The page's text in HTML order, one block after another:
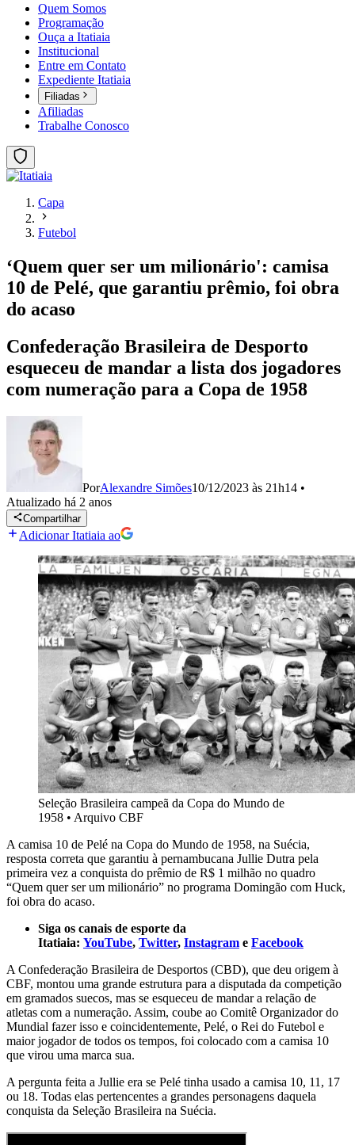
Quem Somos
Programação
Ouça a Itatiaia
Institucional
Entre em Contato
Expediente Itatiaia
Filiadas
Afiliadas
Trabalhe Conosco
Capa
Futebol
‘Quem quer ser um milionário': camisa
10 de Pelé, que garantiu prêmio, foi obra
do acaso
Confederação Brasileira de Desporto
esqueceu de mandar a lista dos jogadores
com numeração para a Copa de 1958
PorAlexandre Simões10/12/2023 às 21h14 •
Atualizado há 2 anos
Compartilhar
Adicionar Itatiaia ao
Seleção Brasileira campeã da Copa do Mundo de
1958 • Arquivo CBF
A camisa 10 de Pelé na Copa do Mundo de 1958, na Suécia,
resposta correta que garantiu à pernambucana Jullie Dutra pela
primeira vez a conquista do prêmio de R$ 1 milhão no quadro
“Quem quer ser um milionário” no programa Domingão com Huck,
foi obra do acaso.
Siga os canais de esporte da
Itatiaia: YouTube, Twitter, Instagram e Facebook
A Confederação Brasileira de Desportos (CBD), que deu origem à
CBF, montou uma grande estrutura para a disputada da competição
em gramados suecos, mas se esqueceu de mandar a relação de
atletas com a numeração. Assim, coube ao Comitê Organizador do
Mundial fazer isso e coincidentemente, Pelé, o Rei do Futebol e
maior jogador de todos os tempos, foi colocado com a camisa 10
que virou uma marca sua.
A pergunta feita a Jullie era se Pelé tinha usado a camisa 10, 11, 17
ou 18. Todas elas pertencentes a grandes personagens daquela
conquista da Seleção Brasileira na Suécia.